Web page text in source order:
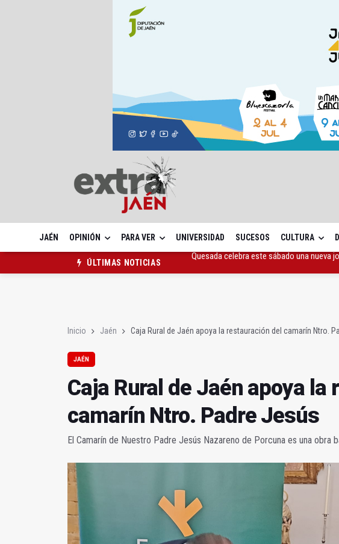
JAÉN OPINIÓN PARA VER UNIVERSIDAD SUCESOS CULTURA
ÚLTIMAS NOTICIAS
La Junta amplia la alerta por listeria en
Inicio Jaén Caja Rural de Jaén apoya la restauración del camarín Ntro.
JAÉN
Caja Rural de Jaén apoya la
camarín Ntro. Padre Jesús
El Camarín de Nuestro Padre Jesús Nazareno de Porcuna es una obra